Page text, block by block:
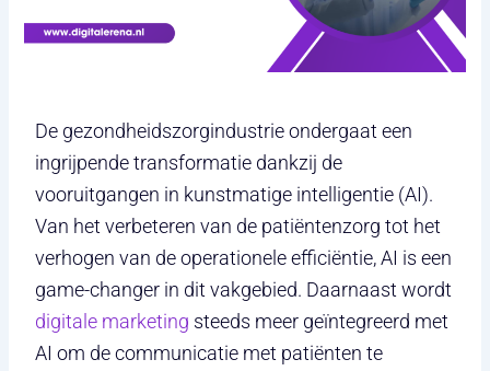
De gezondheidszorgindustrie ondergaat een
ingrijpende transformatie dankzij de
vooruitgangen in kunstmatige intelligentie (AI).
Van het verbeteren van de patiëntenzorg tot het
verhogen van de operationele efficiëntie, AI is een
game-changer in dit vakgebied. Daarnaast wordt
digitale marketing steeds meer geïntegreerd met
AI om de communicatie met patiënten te